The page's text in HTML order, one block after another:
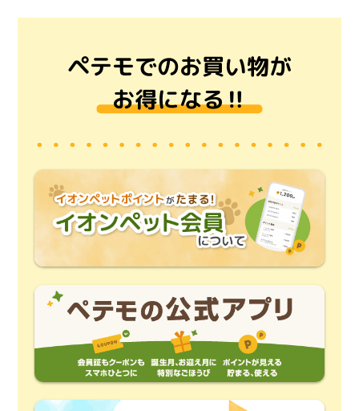
ペテモでのお買い物が
お得になる‼